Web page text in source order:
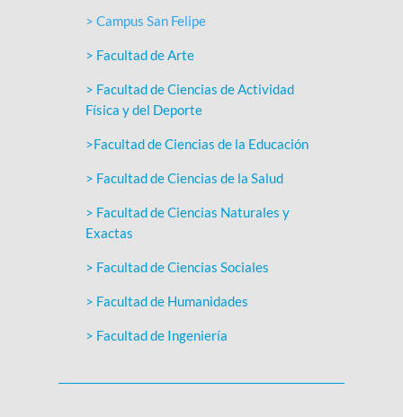
> Campus San Felipe
> Facultad de Arte
> Facultad de Ciencias de Actividad
Física y del Deporte
>Facultad de Ciencias de la Educación
> Facultad de Ciencias de la Salud
> Facultad de Ciencias Naturales y
Exactas
> Facultad de Ciencias Sociales
> Facultad de Humanidades
> Facultad de Ingeniería